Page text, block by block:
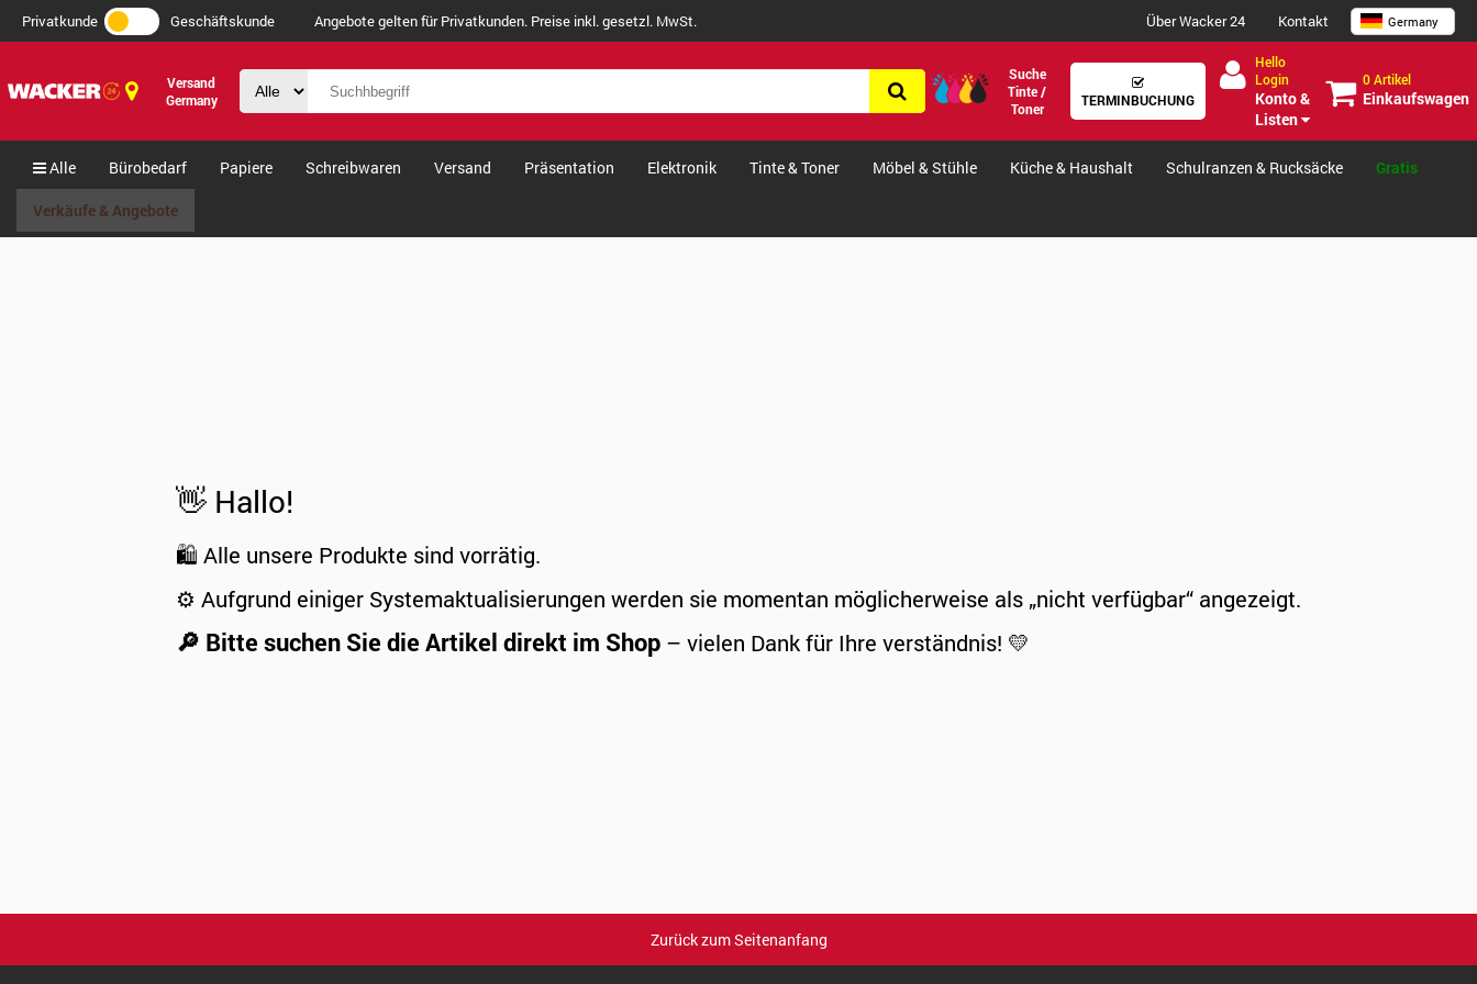
Privatkunde Geschäftskunde Angebote gelten für Privatkunden. Preise inkl. gesetzl. MwSt. Über Wacker 24 Kontakt Germany
Versand
Germany
Suche
Tinte /
Toner
TERMINBUCHUNG
Hello
Login
Konto &
Listen
0 Artikel
Einkaufswagen
Alle Bürobedarf Papiere Schreibwaren Versand Präsentation Elektronik Tinte & Toner Möbel & Stühle Küche & Haushalt Schulranzen & Rucksäcke Gratis
Verkäufe & Angebote
👋 Hallo!
🛍️ Alle unsere Produkte sind vorrätig.
⚙️ Aufgrund einiger Systemaktualisierungen werden sie momentan möglicherweise als „nicht verfügbar“ angezeigt.
🔎 Bitte suchen Sie die Artikel direkt im Shop – vielen Dank für Ihre verständnis! 💛
Zurück zum Seitenanfang